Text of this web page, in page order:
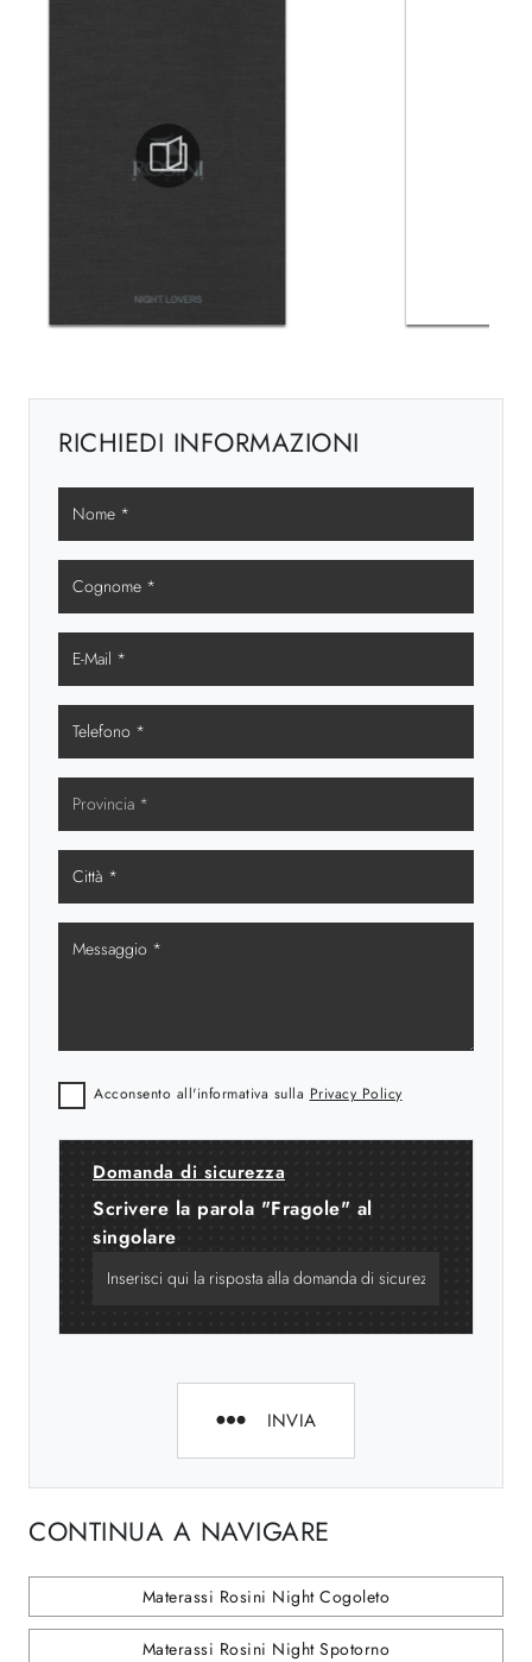
RICHIEDI INFORMAZIONI
Acconsento all'informativa sulla Privacy Policy
Domanda di sicurezza
Scrivere la parola "Fragole" al
singolare
INVIA
CONTINUA A NAVIGARE
Materassi Rosini Night Cogoleto
Materassi Rosini Night Spotorno